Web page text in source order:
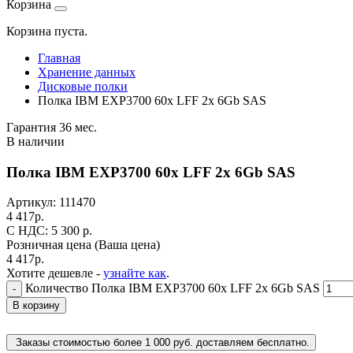
Корзина
Корзина пуста.
Главная
Хранение данных
Дисковые полки
Полка IBM EXP3700 60x LFF 2x 6Gb SAS
Гарантия 36 мес.
В наличии
Полка IBM EXP3700 60x LFF 2x 6Gb SAS
Артикул: 111470
4 417р.
C НДС: 5 300 р.
Розничная цена (Ваша цена)
4 417р.
Хотите дешевле - узнайте как.
- Количество Полка IBM EXP3700 60x LFF 2x 6Gb SAS
В корзину
Заказы стоимостью более 1 000 руб. доставляем бесплатно.